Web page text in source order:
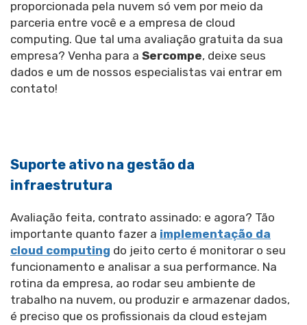
proporcionada pela nuvem só vem por meio da
parceria entre você e a empresa de cloud
computing. Que tal uma avaliação gratuita da sua
empresa? Venha para a Sercompe, deixe seus
dados e um de nossos especialistas vai entrar em
contato!
Suporte ativo na gestão da
infraestrutura
Avaliação feita, contrato assinado: e agora? Tão
importante quanto fazer a implementação da
cloud computing do jeito certo é monitorar o seu
funcionamento e analisar a sua performance. Na
rotina da empresa, ao rodar seu ambiente de
trabalho na nuvem, ou produzir e armazenar dados,
é preciso que os profissionais da cloud estejam